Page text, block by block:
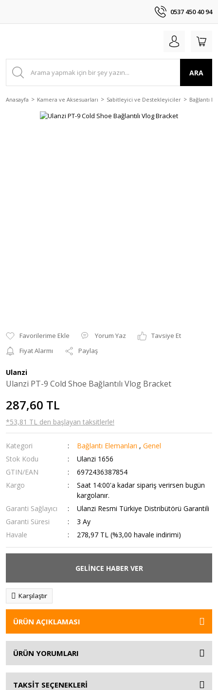
0537 450 40 94
ARA
Anasayfa Kamera ve Aksesuarları Sabitleyici ve Destekleyiciler Bağlantı
Yorum Yaz
Tavsiye Et
Fiyat Alarmı
Paylaş
Ulanzi
Ulanzi PT-9 Cold Shoe Bağlantılı Vlog Bracket
287,60 TL
*53,81 TL den başlayan taksitlerle!
Kategori Bağlantı Elemanları ,Genel
Stok Kodu
Ulanzi 1656
GTIN/EAN
6972436387854
Kargo
Saat 14:00'a kadar sipariş verirsen bugün
kargolanır.
Garanti Sağlayıcı
Ulanzi Resmi Türkiye Distribütörü Garantili
Garanti Süresi
3 Ay
Havale
278,97 TL (%3,00 havale indirimi)
GELİNCE HABER VER
Karşılaştır
ÜRÜN AÇIKLAMASI
ÜRÜN YORUMLARI
TAKSİT SEÇENEKLERİ